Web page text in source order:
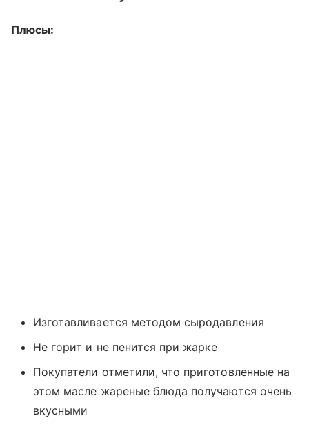
Плюсы:
Изготавливается методом сыродавления
Не горит и не пенится при жарке
Покупатели отметили, что приготовленные на
этом масле жареные блюда получаются очень
вкусными